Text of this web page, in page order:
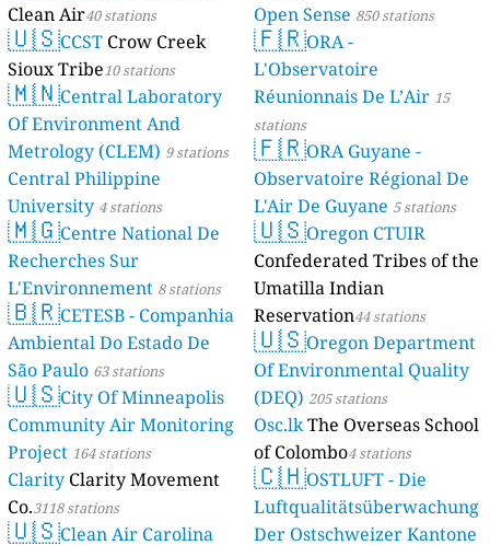
Clean Air40 stations
🇺🇸CCST Crow Creek
Sioux Tribe10 stations
🇲🇳Central Laboratory
Of Environment And
Metrology (CLEM) 9 stations
Central Philippine
University 4 stations
🇲🇬Centre National De
Recherches Sur
L'Environnement 8 stations
🇧🇷CETESB - Companhia
Ambiental Do Estado De
São Paulo 63 stations
🇺🇸City Of Minneapolis
Community Air Monitoring
Project 164 stations
Clarity Clarity Movement
Co.3118 stations
🇺🇸Clean Air Carolina
Open Sense 850 stations
🇫🇷ORA -
L'Observatoire
Réunionnais De L’Air 15
stations
🇫🇷ORA Guyane -
Observatoire Régional De
L'Air De Guyane 5 stations
🇺🇸Oregon CTUIR
Confederated Tribes of the
Umatilla Indian
Reservation44 stations
🇺🇸Oregon Department
Of Environmental Quality
(DEQ) 205 stations
Osc.lkThe Overseas School
of Colombo4 stations
🇨🇭OSTLUFT - Die
Luftqualitätsüberwachung
Der Ostschweizer Kantone